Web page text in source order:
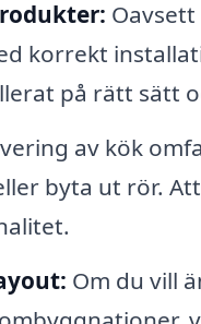
korrekt
på rätt sätt
av kök
byta ut rör.
Om du vill